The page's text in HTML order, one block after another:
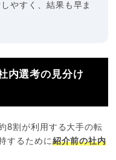
やすく、結果も早ま
内選考の見分け
8割が利用する大手の転
するために紹介前の社内